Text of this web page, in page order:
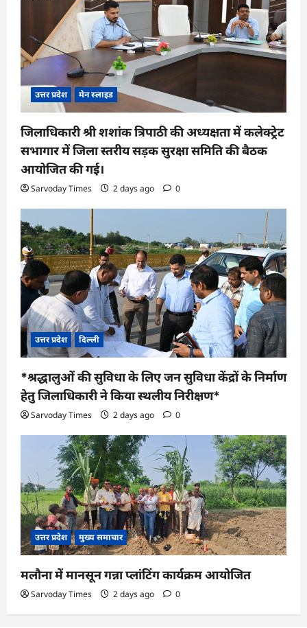
उत्तर प्रदेश मेन स्लाइड
जिलाधिकारी श्री शशांक त्रिपाठी की अध्यक्षता में कलेक्ट्रेट
सभागार में जिला स्तरीय सड़क सुरक्षा समिति की बैठक
आयोजित की गई।
Sarvoday Times 2 days ago 0
उत्तर प्रदेश दिल्ली
*श्रद्धालुओं की सुविधा के लिए जन सुविधा केंद्रों के निर्माण
हेतु जिलाधिकारी ने किया स्थलीय निरीक्षण*
Sarvoday Times 2 days ago 0
उत्तर प्रदेश मुख्य समाचार
मलौना में मानसून गन्ना प्लांटिंग कार्यक्रम आयोजित
Sarvoday Times 2 days ago 0